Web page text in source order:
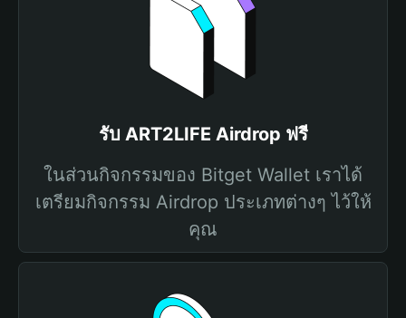
รับ ART2LIFE Airdrop ฟรี
ในส่วนกิจกรรมของ Bitget Wallet เราได้
เตรียมกิจกรรม Airdrop ประเภทต่างๆ ไว้ให้
คุณ